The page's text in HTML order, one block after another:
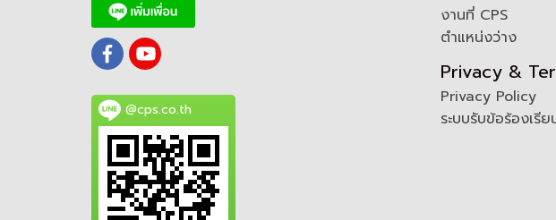
@cps.co.th
งานที่ CPS
ตำแหน่งว่าง
Privacy &
Privacy Policy
ระบบรับข้อร้องเ